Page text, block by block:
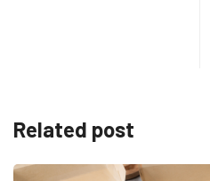
Related post